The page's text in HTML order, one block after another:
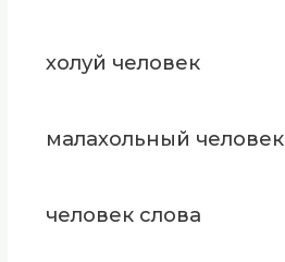
холуй человек
малахольный человек
человек слова